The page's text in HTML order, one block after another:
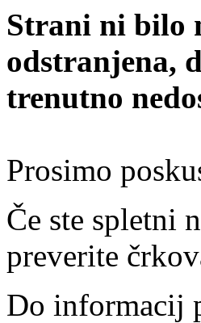
Strani ni bilo
odstranjena,
trenutno
Prosimo
Če ste spletni
preverite
Do informacij